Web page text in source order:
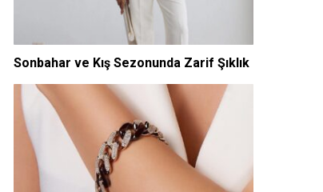
Sonbahar ve Kış Sezonunda Zarif Şıklık